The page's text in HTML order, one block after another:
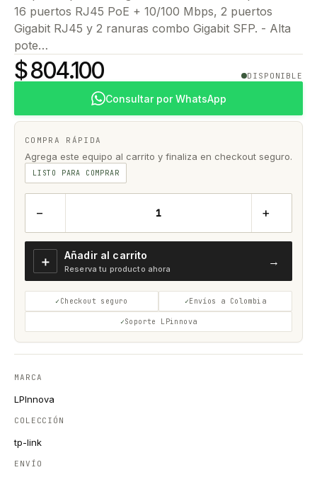
16 puertos RJ45 PoE + 10/100 Mbps, 2 puertos
Gigabit RJ45 y 2 ranuras combo Gigabit SFP. - Alta
pote…
$ 804.100 DISPONIBLE
Consultar por WhatsApp
COMPRA RÁPIDA
Agrega este equipo al carrito y finaliza en checkout seguro.
LISTO PARA COMPRAR
− +
＋ Añadir al carrito
Reserva tu producto ahora
→
Checkout seguro Envíos a Colombia
Soporte LPinnova
MARCA
LPInnova
COLECCIÓN
tp-link
ENVÍO